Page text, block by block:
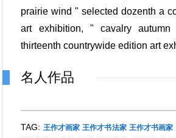
prairie wind " selected dozenth a
art exhibition, " cavalry
thirteenth countrywide edition art
名人作品
TAG: 王作才画家 王作才书法家 王作才书画家